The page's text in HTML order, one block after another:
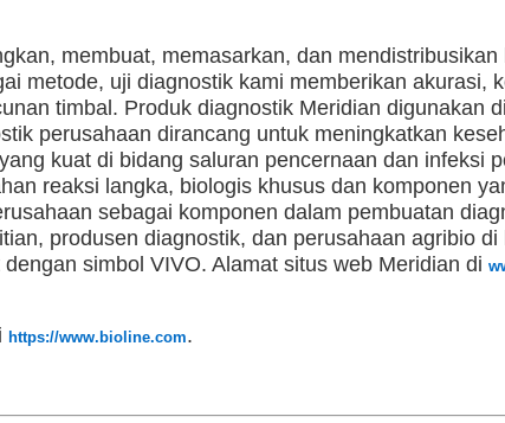
membuat, memasarkan, dan
metode, uji diagnostik kami memberikan akurasi,
timbal. Produk diagnostik Meridian digunakan
perusahaan dirancang untuk meningkatkan
kuat di bidang saluran pencernaan dan infeksi
reaksi langka, biologis khusus dan komponen
sebagai komponen dalam pembuatan
produsen diagnostik, dan perusahaan agribio
simbol VIVO. Alamat situs web Meridian di
https://www.bioline.com.